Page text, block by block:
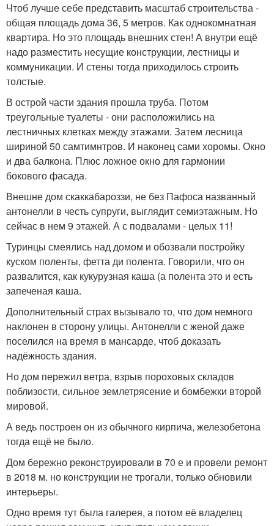
Чтоб лучше себе представить масштаб строительства -
общая площадь дома 36, 5 метров. Как однокомнатная
квартира. Но это площадь внешних стен! А внутри ещё
надо разместить несущие конструкции, лестницы и
коммуникации. И стены тогда приходилось строить
толстые.
В острой части здания прошла труба. Потом
треугольные туалеты - они расположились на
лестничных клетках между этажами. Затем лесница
шириной 50 самтимнтров. И наконец сами хоромы. Окно
и два балкона. Плюс ложное окно для гармонии
бокового фасада.
Внешне дом скаккабароззи, не без Пафоса названный
антонелли в честь супруги, выглядит семиэтажным. Но
сейчас в нем 9 этажей. А с подвалами - целых 11!
Туринцы смеялись над домом и обозвали постройку
куском поленты, фетта ди полента. Говорили, что он
развалится, как кукурузная каша (а полента это и есть
запеченая каша.
Дополнительный страх вызывало то, что дом немного
наклонен в сторону улицы. Антонелли с женой даже
поселился на время в мансарде, чтоб доказать
надёжность здания.
Но дом пережил ветра, взрыв пороховых складов
поблизости, сильное землетрясение и бомбежки второй
мировой.
А ведь построен он из обычного кирпича, железобетона
тогда ещё не было.
Дом бережно реконструировали в 70 е и провели ремонт
в 2018 м. но конструкции не трогали, только обновили
интерьеры.
Одно время тут была галерея, а потом её владелец